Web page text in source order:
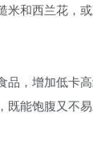
米和西兰花，
品，增加低卡
能饱腹又不易